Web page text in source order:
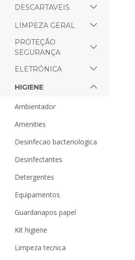
DESCARTAVEIS
LIMPEZA GERAL
PROTEÇÃO
SEGURANÇA
ELETRÓNICA
HIGIENE
ambientador
amenities
desinfecao bacteriologica
desinfectantes
detergentes
equipamentos
guardanapos papel
kit higiene
limpeza tecnica